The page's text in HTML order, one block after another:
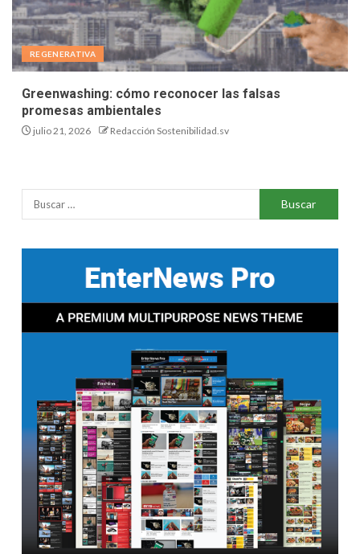
REGENERATIVA
Greenwashing: cómo reconocer las falsas
promesas ambientales
julio 21, 2026 Redacción Sostenibilidad.sv